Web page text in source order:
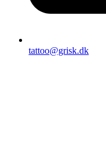
tattoo@grisk.dk